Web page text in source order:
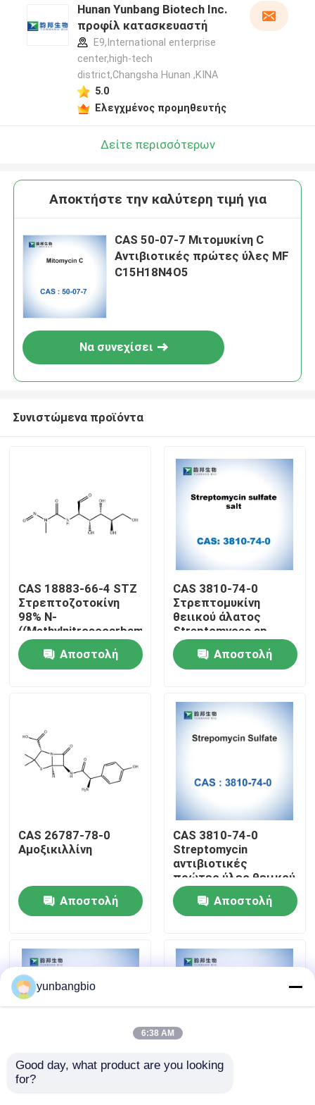
Προϊόντα
Περίπου εμείς
Γύρος εργοστασίων
Μας ελάτε σε επαφή με
Ειδήσεις
Περιπτώσεις
Hunan Yunbang Biotech Inc.
προφίλ κατασκευαστή
E9,International enterprise
center,high-tech
district,Changsha Hunan ,ΚΙΝΑ
5.0
Ελεγχμένος προμηθευτής
Δείτε περισσότερων
Αποκτήστε την καλύτερη τιμή για
CAS 50-07-7 Μιτομυκίνη C
Αντιβιοτικές πρώτες ύλες MF
C15H18N4O5
Να συνεχίσει
Συνιστώμενα προϊόντα
CAS 18883-66-4 STZ
Στρεπτοζοτοκίνη
98% N-
((Methylnitrosocarbamoyl)
-α-D-γλυκοζαμίνη
Αποστολή
CAS 3810-74-0
Στρεπτομυκίνη
θειικού άλατος
Streptomyces sp.
Αποστολή
CAS 26787-78-0
Αμοξικιλλίνη
Αποστολή
CAS 3810-74-0
Streptomycin
αντιβιοτικές
πρώτες ύλες θειικού
άλατος
Αποστολή
ISO Puromycin
yunbangbio
6:38 AM
Good day, what product are you looking
for?